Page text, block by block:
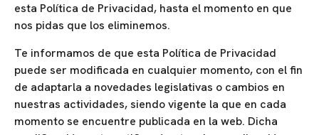
esta Política de Privacidad, hasta el momento en que
nos pidas que los eliminemos.
Te informamos de que esta Política de Privacidad
puede ser modificada en cualquier momento, con el fin
de adaptarla a novedades legislativas o cambios en
nuestras actividades, siendo vigente la que en cada
momento se encuentre publicada en la web. Dicha